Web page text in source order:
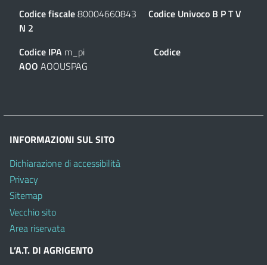
Codice fiscale80004660843 Codice Univoco B P T V
N 2
Codice IPA m_pi Codice
AOO AOOUSPAG
INFORMAZIONI SUL SITO
Dichiarazione di accessibilità
Privacy
Sitemap
Vecchio sito
Area riservata
L’A.T. DI AGRIGENTO